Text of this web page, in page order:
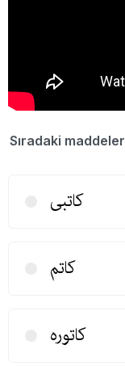
Sıradaki maddeler
كاتبی
كاتم
كاتوره